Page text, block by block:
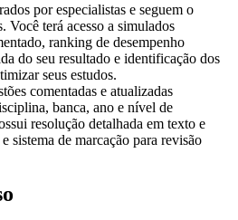
por especialistas e seguem o
Você terá acesso a simulados
ranking de desempenho
do seu resultado e identificação dos
seus estudos.
comentadas e atualizadas
banca, ano e nível de
resolução detalhada em texto e
sistema de marcação para revisão